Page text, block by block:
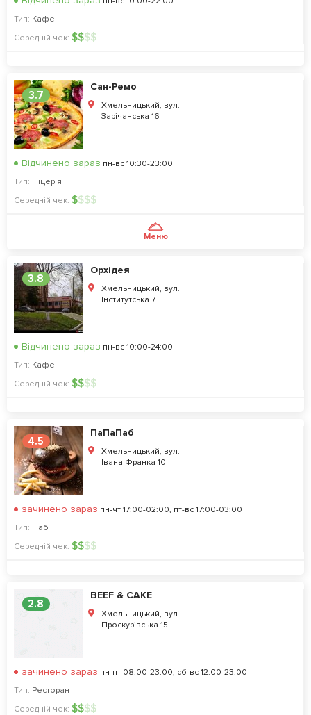
Тип: Кафе
Середній чек: $$$$
3.7
Сан-Ремо
Хмельницький, вул.
Зарічанська 16
Відчинено зараз пн-вс 10:30-23:00
Тип: Піцерія
Середній чек: $$$$
Меню
3.8
Орхідея
Хмельницький, вул.
Інститутська 7
Відчинено зараз пн-вс 10:00-24:00
Тип: Кафе
Середній чек: $$$$
4.5
ПаПаПаб
Хмельницький, вул.
Івана Франка 10
зачинено зараз пн-чт 17:00-02:00, пт-вс 17:00-03:00
Тип: Паб
Середній чек: $$$$
2.8
BEEF & CAKE
Хмельницький, вул.
Проскурівська 15
зачинено зараз пн-пт 08:00-23:00, сб-вс 12:00-23:00
Тип: Ресторан
Середній чек: $$$$